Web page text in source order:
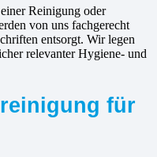
Reinigung oder
von uns fachgerecht
entsorgt. Wir legen
relevanter Hygiene- und
für